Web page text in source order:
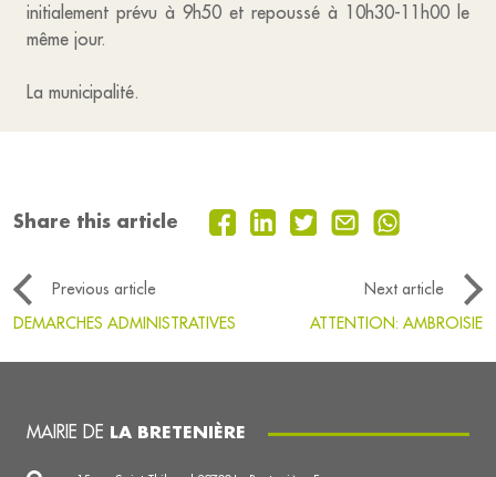
initialement prévu à 9h50 et repoussé à 10h30-11h00 le
même jour.
La municipalité.
Share this article
Previous article
Next article
DEMARCHES ADMINISTRATIVES
ATTENTION: AMBROISIE
MAIRIE DE LA BRETENIÈRE